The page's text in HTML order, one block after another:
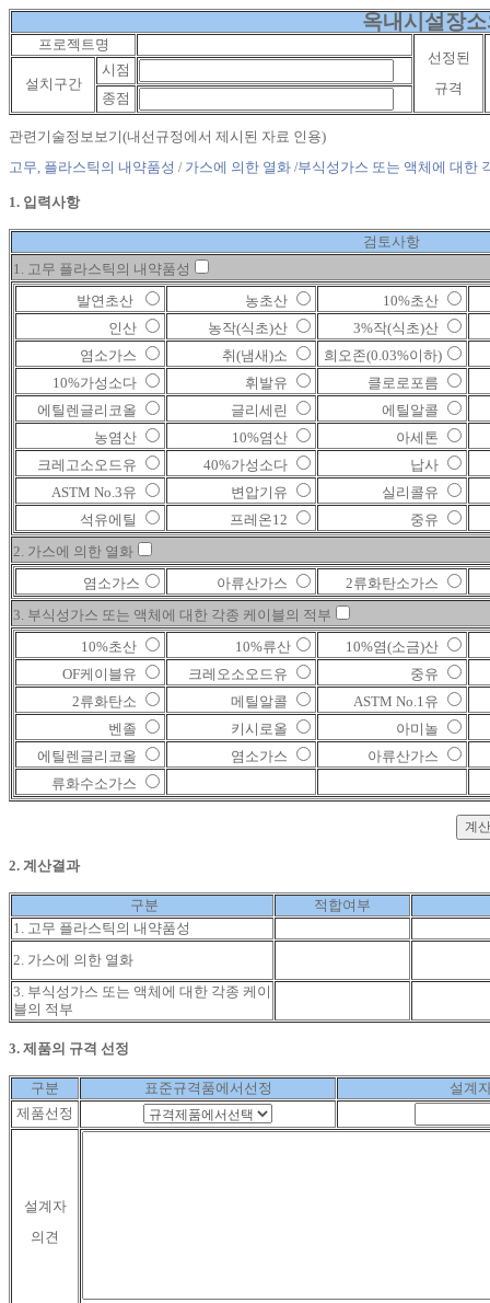
옥내시설장
프로젝트명
선정된
규격
설치구간
시점
종점
관련기술정보보기(내선규정에서 제시된 자료 인용)
고무, 플라스틱의 내약품성 / 가스에 의한 열화 /부식성가스 또는 액체에 대한
1. 입력사항
검토사항
1. 고무 플라스틱의 내약품성
발연초산
농초산
10%초산
인산
농작(식초)산
3%작(식초)산
염소가스
취(냄새)소
희오존(0.03%이하)
10%가성소다
휘발유
클로로포름
에틸렌글리코올
글리세린
에틸알콜
농염산
10%염산
아세톤
크레고소오드유
40%가성소다
납사
ASTM No.3유
변압기유
실리콜유
석유에틸
프레온12
중유
2. 가스에 의한 열화
염소가스
아류산가스
2류화탄소가스
3. 부식성가스 또는 액체에 대한 각종 케이블의 적부
10%초산
10%류산
10%염(소금)산
OF케이블유
크레오소오드유
중유
2류화탄소
메틸알콜
ASTM No.1유
벤졸
키시로올
아미놀
에틸렌글리코올
염소가스
아류산가스
류화수소가스
2. 계산결과
구분
적합여부
1. 고무 플라스틱의 내약품성
2. 가스에 의한 열화
3. 부식성가스 또는 액체에 대한 각종 케이
블의 적부
3. 제품의 규격 선정
구분 표준규격품에서선정
설계
제품선정
설계자
의견